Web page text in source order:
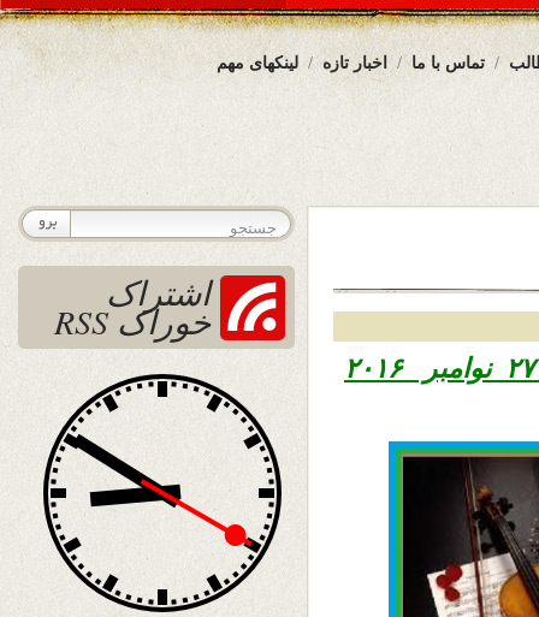
لینکهای مهم اخبار تازه تماس با ما
تاریخ نشر یکشنبه هفتم قوس ۱۳۹۵ – ۲۷ نوامبر ۲۰۱۶
اشتراک
خوراک RSS